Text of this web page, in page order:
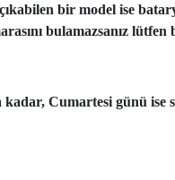
bir model ise
bulamazsanız lütfen
kadar, Cumartesi günü